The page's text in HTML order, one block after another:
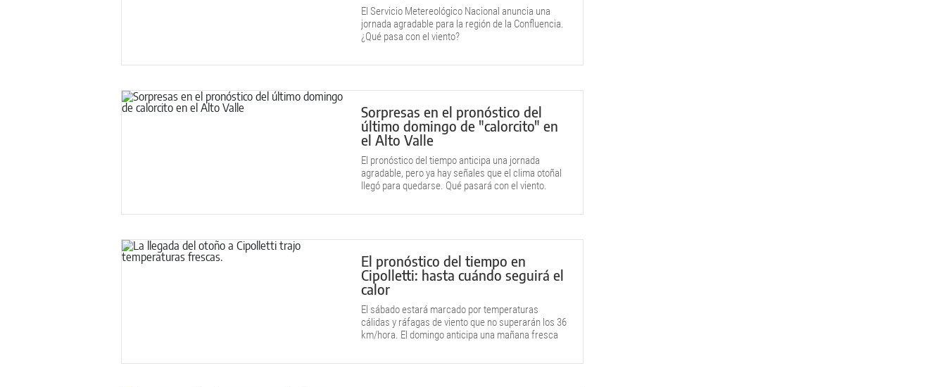
El Servicio Metereológico Nacional anuncia una
jornada agradable para la región de la Confluencia.
¿Qué pasa con el viento?
Sorpresas en el pronóstico del
último domingo de "calorcito" en
el Alto Valle
El pronóstico del tiempo anticipa una jornada
agradable, pero ya hay señales que el clima otoñal
llegó para quedarse. Qué pasará con el viento.
El pronóstico del tiempo en
Cipolletti: hasta cuándo seguirá el
calor
El sábado estará marcado por temperaturas
cálidas y ráfagas de viento que no superarán los 36
km/hora. El domingo anticipa una mañana fresca